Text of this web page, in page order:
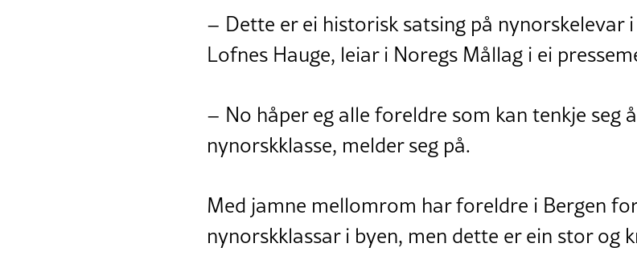
– Dette er ei historisk satsing på nynorskelevar
Lofnes Hauge, leiar i Noregs Mållag i ei
– No håper eg alle foreldre som kan tenkje seg
nynorskklasse, melder seg på.
Med jamne mellomrom har foreldre i Bergen
nynorskklassar i byen, men dette er ein stor og